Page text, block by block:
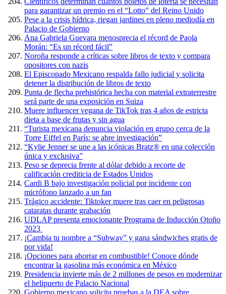
para garantizar un premio en el “Lotto” del Reino Unido
Pese a la crisis hídrica, riegan jardines en pleno mediodía en
Palacio de Gobierno
Ana Gabriela Guevara menosprecia el récord de Paola
Morán: “Es un récord fácil”
Noroña responde a críticas sobre libros de texto y compara
opositores con nazis
El Episcopado Mexicano respalda fallo judicial y solicita
detener la distribución de libros de texto
Punta de flecha prehistórica hecha con material extraterrestre
será parte de una exposición en Suiza
Muere influencer vegana de TikTok tras 4 años de estricta
dieta a base de frutas y sin agua
“Turista mexicana denuncia violación en grupo cerca de la
Torre Eiffel en París: se abre investigación”
“Kylie Jenner se une a las icónicas Bratz® en una colección
única y exclusiva”
Peso se deprecia frente al dólar debido a recorte de
calificación crediticia de Estados Unidos
Cardi B bajo investigación policial por incidente con
micrófono lanzado a un fan
Trágico accidente: Tiktoker muere tras caer en peligrosas
cataratas durante grabación
UDLAP presenta emocionante Programa de Inducción Otoño
2023
¡Cambia tu nombre a “Subway” y gana sándwiches gratis de
por vida!
¡Opciones para ahorrar en combustible! Conoce dónde
encontrar la gasolina más económica en México
Presidencia invierte más de 2 millones de pesos en modernizar
el helipuerto de Palacio Nacional
Gobierno mexicano solicita pruebas a la DEA sobre